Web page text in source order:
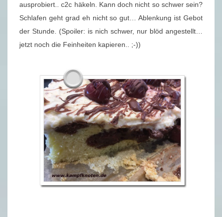
ausprobiert.. c2c häkeln. Kann doch nicht so schwer sein?
Schlafen geht grad eh nicht so gut… Ablenkung ist Gebot
der Stunde. (Spoiler: is nich schwer, nur blöd angestellt…
jetzt noch die Feinheiten kapieren.. ;-))